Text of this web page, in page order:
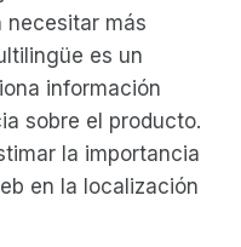
necesitar más
es un
información
sobre el producto.
la importancia
en la localización